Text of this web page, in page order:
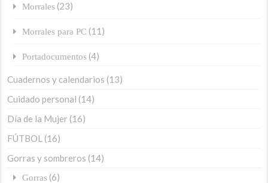
Morrales (23)
Morrales para PC (11)
Portadocumentos (4)
Cuadernos y calendarios (13)
Cuidado personal (14)
Día de la Mujer (16)
FÚTBOL (16)
Gorras y sombreros (14)
Gorras (6)